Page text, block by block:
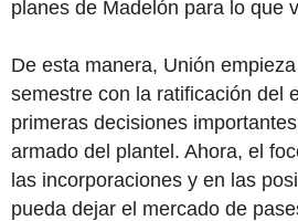
planes de Madelón para lo que
De esta manera, Unión
semestre con la ratificación del
primeras decisiones
armado del plantel. Ahora, el
las incorporaciones y en las
pueda dejar el mercado de